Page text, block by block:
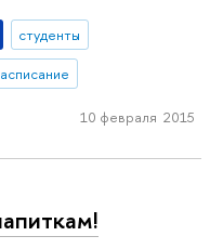
студенты
10 февраля 2015